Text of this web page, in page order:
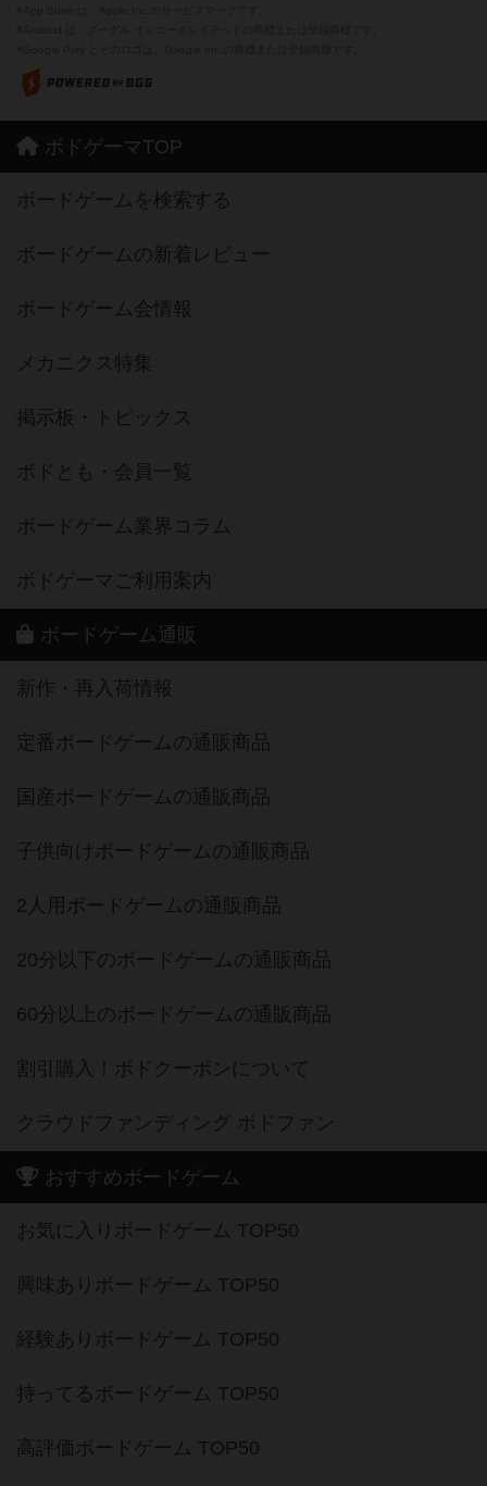
ボドゲーマTOP
ボードゲームを検索する
ボードゲームの新着レビュー
ボードゲーム会情報
メカニクス特集
掲示板・トピックス
ボドとも・会員一覧
ボードゲーム業界コラム
ボドゲーマご利用案内
ボードゲーム通販
新作・再入荷情報
定番ボードゲームの通販商品
国産ボードゲームの通販商品
子供向けボードゲームの通販商品
2人用ボードゲームの通販商品
20分以下のボードゲームの通販商品
60分以上のボードゲームの通販商品
割引購入！ボドクーポンについて
クラウドファンディング ボドファン
おすすめボードゲーム
お気に入りボードゲーム TOP50
興味ありボードゲーム TOP50
経験ありボードゲーム TOP50
持ってるボードゲーム TOP50
高評価ボードゲーム TOP50